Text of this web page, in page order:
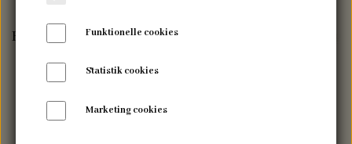
WEBSHOP
Forside Pusletid Pusleunderlag
Funktionelle cookies
Statistik cookies
Marketing cookies